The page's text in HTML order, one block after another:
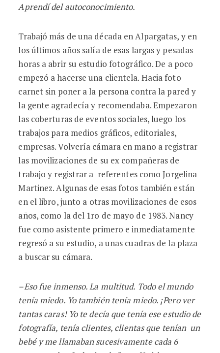
Aprendí del autoconocimiento.
Trabajó más de una década en Alpargatas, y en
los últimos años salía de esas largas y pesadas
horas a abrir su estudio fotográfico. De a poco
empezó a hacerse una clientela. Hacia foto
carnet sin poner a la persona contra la pared y
la gente agradecía y recomendaba. Empezaron
las coberturas de eventos sociales, luego los
trabajos para medios gráficos, editoriales,
empresas. Volvería cámara en mano a registrar
las movilizaciones de su ex compañeras de
trabajo y registrar a referentes como Jorgelina
Martinez. Algunas de esas fotos también están
en el libro, junto a otras movilizaciones de esos
años, como la del 1ro de mayo de 1983. Nancy
fue como asistente primero e inmediatamente
regresó a su estudio, a unas cuadras de la plaza
a buscar su cámara.
–Eso fue inmenso. La multitud. Todo el mundo
tenía miedo. Yo también tenía miedo. ¡Pero ver
tantas caras! Yo te decía que tenía ese estudio de
fotografía, tenía clientes, clientas que tenían un
bebé y me llamaban sucesivamente cada 6